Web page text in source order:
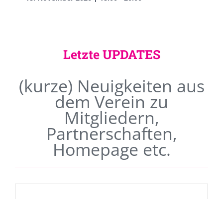
Letzte UPDATES
(kurze) Neuigkeiten aus
dem Verein zu
Mitgliedern,
Partnerschaften,
Homepage etc.